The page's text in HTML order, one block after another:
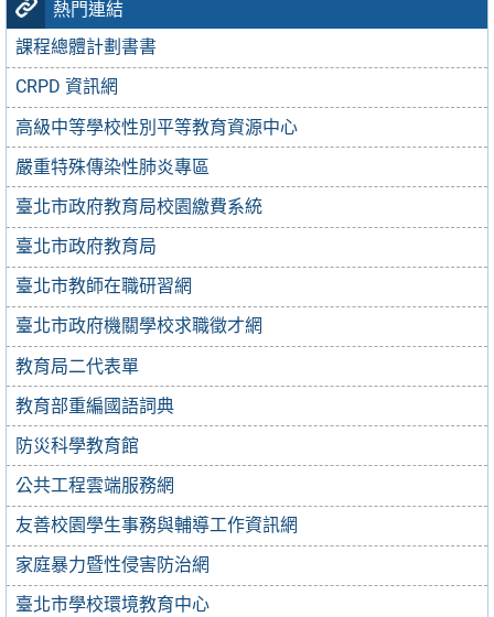
熱門連結
課程總體計劃書書
CRPD 資訊網
高級中等學校性別平等教育資源中心
嚴重特殊傳染性肺炎專區
臺北市政府教育局校園繳費系統
臺北市政府教育局
臺北市教師在職研習網
臺北市政府機關學校求職徵才網
教育局二代表單
教育部重編國語詞典
防災科學教育館
公共工程雲端服務網
友善校園學生事務與輔導工作資訊網
家庭暴力暨性侵害防治網
臺北市學校環境教育中心